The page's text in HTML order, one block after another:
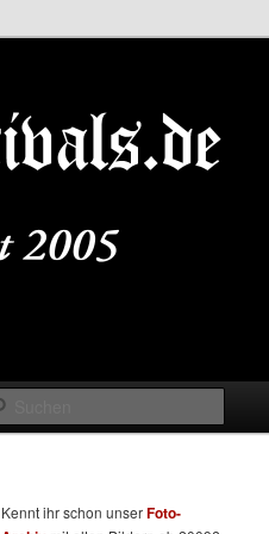
Kennt ihr schon unserFoto-